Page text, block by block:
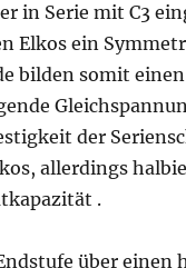
in Serie mit C3
Elkos ein
bilden somit
der
allerdings
.
über einen